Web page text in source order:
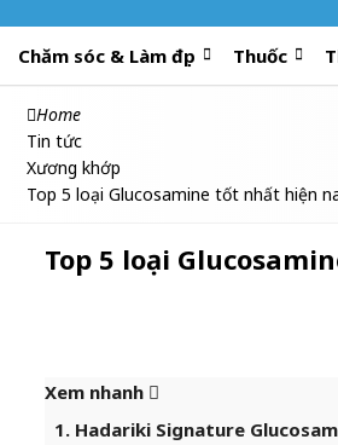
Chăm sóc & Làm đẹp Thuốc
Home
Tin tức
Xương khớp
Top 5 loại Glucosamine tốt nhất hiện
Top 5 loại
Xem nhanh
1. Hadariki Signature